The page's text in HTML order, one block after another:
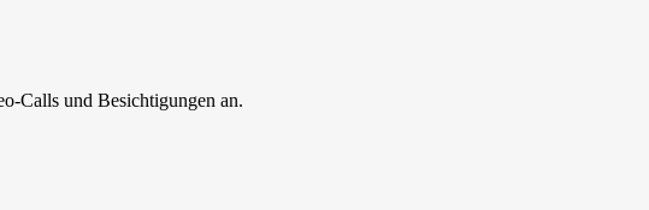
Calls und Besichtigungen an.